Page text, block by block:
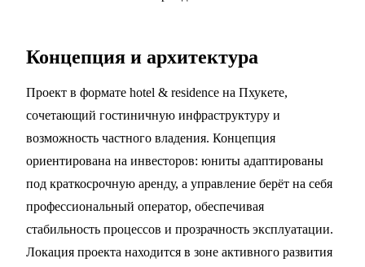
Концепция и архитектура
Проект в формате hotel & residence на Пхукете,
сочетающий гостиничную инфраструктуру и
возможность частного владения. Концепция
ориентирована на инвесторов: юниты адаптированы
под краткосрочную аренду, а управление берёт на себя
профессиональный оператор, обеспечивая
стабильность процессов и прозрачность эксплуатации.
Локация проекта находится в зоне активного развития